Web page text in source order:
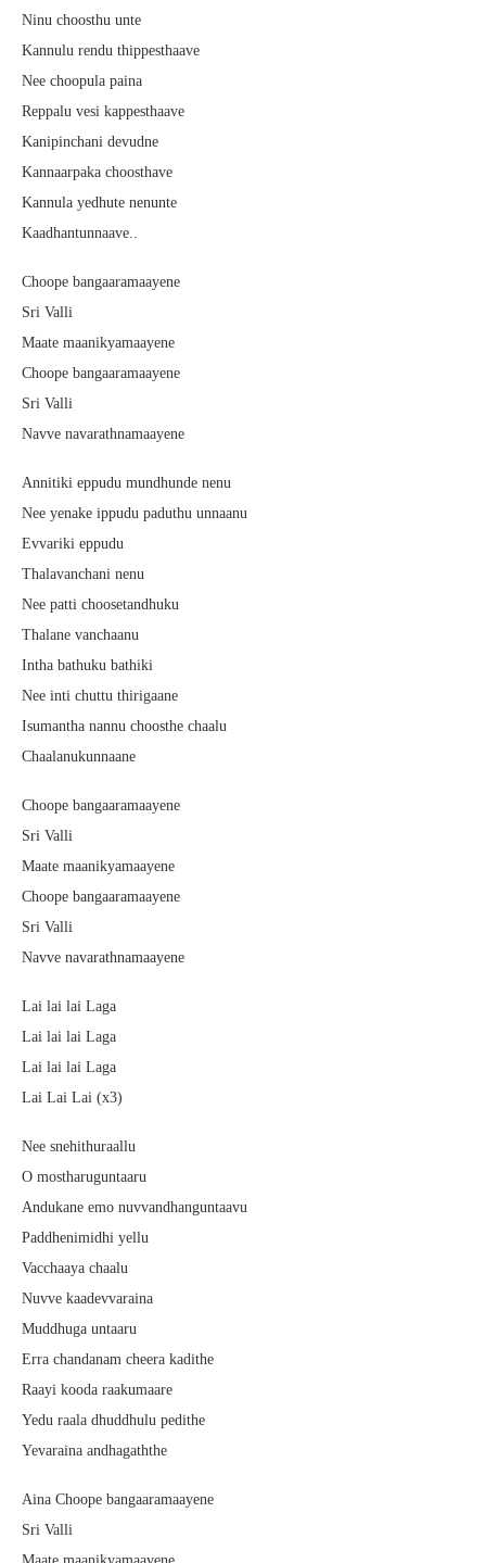
Ninu choosthu unte
Kannulu rendu thippesthaave
Nee choopula paina
Reppalu vesi kappesthaave
Kanipinchani devudne
Kannaarpaka choosthave
Kannula yedhute nenunte
Kaadhantunnaave..
Choope bangaaramaayene
Sri Valli
Maate maanikyamaayene
Choope bangaaramaayene
Sri Valli
Navve navarathnamaayene
Annitiki eppudu mundhunde nenu
Nee yenake ippudu paduthu unnaanu
Evvariki eppudu
Thalavanchani nenu
Nee patti choosetandhuku
Thalane vanchaanu
Intha bathuku bathiki
Nee inti chuttu thirigaane
Isumantha nannu choosthe chaalu
Chaalanukunnaane
Choope bangaaramaayene
Sri Valli
Maate maanikyamaayene
Choope bangaaramaayene
Sri Valli
Navve navarathnamaayene
Lai lai lai Laga
Lai lai lai Laga
Lai lai lai Laga
Lai Lai Lai (x3)
Nee snehithuraallu
O mostharuguntaaru
Andukane emo nuvvandhanguntaavu
Paddhenimidhi yellu
Vacchaaya chaalu
Nuvve kaadevvaraina
Muddhuga untaaru
Erra chandanam cheera kadithe
Raayi kooda raakumaare
Yedu raala dhuddhulu pedithe
Yevaraina andhagaththe
Aina Choope bangaaramaayene
Sri Valli